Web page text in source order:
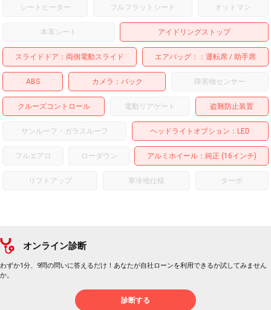
シートヒーター フルフラットシート オットマン
本革シート アイドリングストップ
スライドドア 両側電動スライド エアバッグ： 運転席 助手席
ABS カメラ バック 障害物センサー
クルーズコントロール 電動リアゲート 盗難防止装置
サンルーフ・ガラスルーフ ヘッドライトオプション LED
フルエアロ ローダウン アルミホイール：純正 (16インチ)
リフトアップ 寒冷地仕様 ターボ
オンライン診断
わずか1分、9問の問いに答えるだけ！あなたが自社ローンを利用できるか試してみません
か。
診断する